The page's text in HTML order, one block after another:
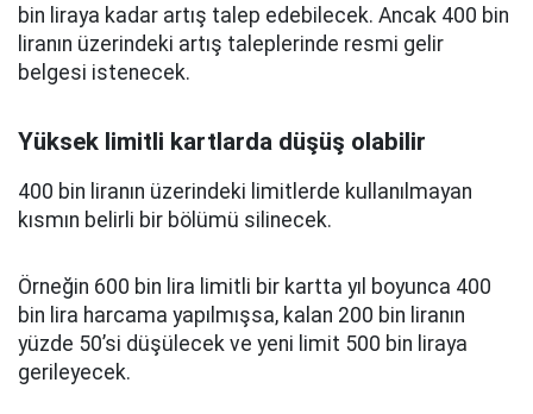
bin liraya kadar artış talep edebilecek. Ancak 400 bin
liranın üzerindeki artış taleplerinde resmi gelir
belgesi istenecek.
Yüksek limitli kartlarda düşüş olabilir
400 bin liranın üzerindeki limitlerde kullanılmayan
kısmın belirli bir bölümü silinecek.
Örneğin 600 bin lira limitli bir kartta yıl boyunca 400
bin lira harcama yapılmışsa, kalan 200 bin liranın
yüzde 50’si düşülecek ve yeni limit 500 bin liraya
gerileyecek.